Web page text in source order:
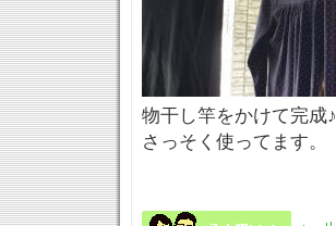
物干し竿をかけて完成♪
さっそく使ってます。